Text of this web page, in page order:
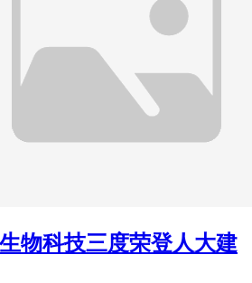
物科技三度荣登人大建